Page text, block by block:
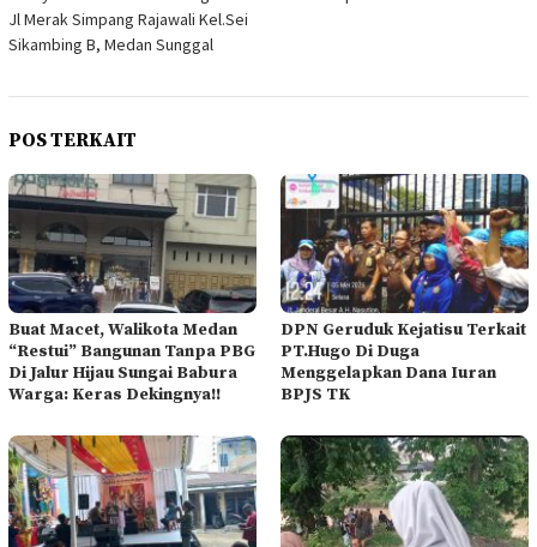
Jl Merak Simpang Rajawali Kel.Sei
Sikambing B, Medan Sunggal
POS TERKAIT
Buat Macet, Walikota Medan
“Restui” Bangunan Tanpa PBG
Di Jalur Hijau Sungai Babura
Warga: Keras Dekingnya!!
DPN Geruduk Kejatisu Terkait
PT.Hugo Di Duga
Menggelapkan Dana Iuran
BPJS TK